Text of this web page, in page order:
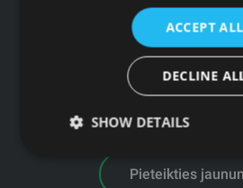
Reģ.Nr. 44103017158 PVN Nr.
A/S SEB Banka
GFITNESS JAUNUMI
Pieteikties
ACCEPT ALL
DECLINE
SHOW DETAILS